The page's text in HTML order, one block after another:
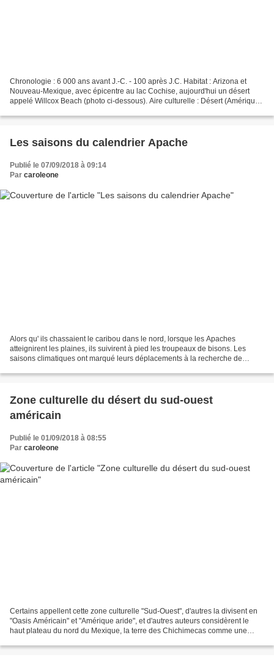
Chronologie : 6 000 ans avant J.-C. - 100 après J.C. Habitat : Arizona et
Nouveau-Mexique, avec épicentre au lac Cochise, aujourd'hui un désert
appelé Willcox Beach (photo ci-dessous). Aire culturelle : Désert (Amérique
Les saisons du calendrier Apache
Publié le 07/09/2018 à 09:14
Par caroleone
Alors qu' ils chassaient le caribou dans le nord, lorsque les Apaches
atteignirent les plaines, ils suivirent à pied les troupeaux de bisons. Les
saisons climatiques ont marqué leurs déplacements à la recherche de
Zone culturelle du désert du sud-ouest
américain
Publié le 01/09/2018 à 08:55
Par caroleone
Certains appellent cette zone culturelle "Sud-Ouest", d'autres la divisent en
"Oasis Américain" et "Amérique aride", et d'autres auteurs considèrent le
haut plateau du nord du Mexique, la terre des Chichimecas comme une